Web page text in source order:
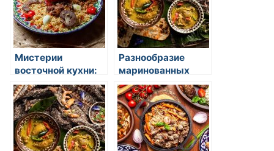
Мистерии
восточной кухни:
откройте для себя
удивительный мир
вкусов и ароматов
Разнообразие
маринованных
овощей на
восточной кухне